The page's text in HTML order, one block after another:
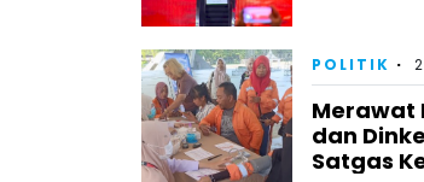
POLITIK
Merawat
dan
Satgas